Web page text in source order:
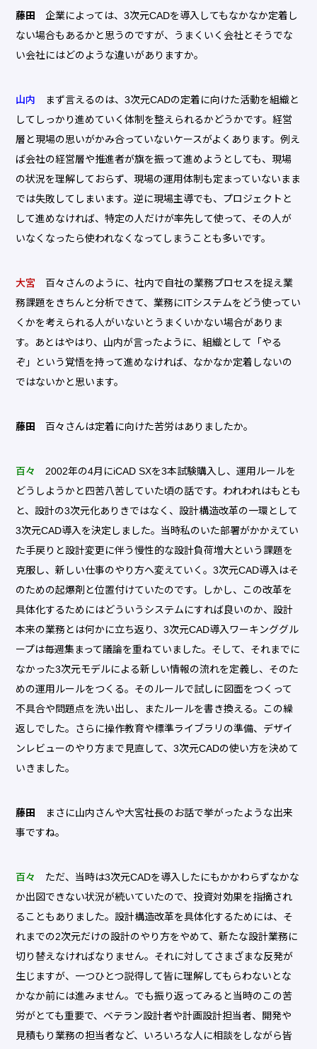
藤田
企業によっては、3次元CADを導入してもなかなか定着し
ない場合もあるかと思うのですが、うまくいく会社とそうでな
い会社にはどのような違いがありますか。
山内 まず言えるのは、3次元CADの定着に向けた活動を組織と
してしっかり進めていく体制を整えられるかどうかです。経営
層と現場の思いがかみ合っていないケースがよくあります。例え
ば会社の経営層や推進者が旗を振って進めようとしても、現場
の状況を理解しておらず、現場の運用体制も定まっていないまま
では失敗してしまいます。逆に現場主導でも、プロジェクトと
して進めなければ、特定の人だけが率先して使って、その人が
いなくなったら使われなくなってしまうことも多いです。
大宮 百々さんのように、社内で自社の業務プロセスを捉え業
務課題をきちんと分析できて、業務にITシステムをどう使ってい
くかを考えられる人がいないとうまくいかない場合がありま
す。あとはやはり、山内が言ったように、組織として「やる
ぞ」という覚悟を持って進めなければ、なかなか定着しないの
ではないかと思います。
藤田 百々さんは定着に向けた苦労はありましたか。
百々
2002年の4月にiCAD SXを3本試験購入し、運用ルールを
どうしようかと四苦八苦していた頃の話です。われわれはもとも
と、設計の3次元化ありきではなく、設計構造改革の一環として
3次元CAD導入を決定しました。当時私のいた部署がかかえてい
た手戻りと設計変更に伴う慢性的な設計負荷増大という課題を
克服し、新しい仕事のやり方へ変えていく。3次元CAD導入はそ
のための起爆剤と位置付けていたのです。しかし、この改革を
具体化するためにはどういうシステムにすれば良いのか、設計
本来の業務とは何かに立ち返り、3次元CAD導入ワーキンググル
ープは毎週集まって議論を重ねていました。そして、それまでに
なかった3次元モデルによる新しい情報の流れを定義し、そのた
めの運用ルールをつくる。そのルールで試しに図面をつくって
不具合や問題点を洗い出し、またルールを書き換える。この繰
返しでした。さらに操作教育や標準ライブラリの準備、デザイ
ンレビューのやり方まで見直して、3次元CADの使い方を決めて
いきました。
藤田
まさに山内さんや大宮社長のお話で挙がったような出来
事ですね。
百々
ただ、当時は3次元CADを導入したにもかかわらずなかな
か出図できない状況が続いていたので、投資対効果を指摘され
ることもありました。設計構造改革を具体化するためには、そ
れまでの2次元だけの設計のやり方をやめて、新たな設計業務に
切り替えなければなりません。それに対してさまざまな反発が
生じますが、一つひとつ説得して皆に理解してもらわないとな
かなか前には進みません。でも振り返ってみると当時のこの苦
労がとても重要で、ベテラン設計者や計画設計担当者、開発や
見積もり業務の担当者など、いろいろな人に相談をしながら皆